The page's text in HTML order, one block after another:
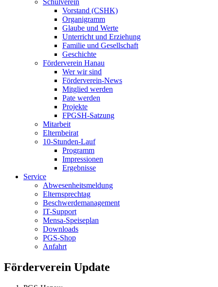
Schulverein
Vorstand (CSHK)
Organigramm
Glaube und Werte
Unterricht und Erziehung
Familie und Gesellschaft
Geschichte
Förderverein Hanau
Wer wir sind
Förderverein-News
Mitglied werden
Pate werden
Projekte
FPGSH-Satzung
Mitarbeit
Elternbeirat
10-Stunden-Lauf
Programm
Impressionen
Ergebnisse
Service
Abwesenheitsmeldung
Elternsprechtag
Beschwerdemanagement
IT-Support
Mensa-Speiseplan
Downloads
PGS-Shop
Anfahrt
Förderverein Update